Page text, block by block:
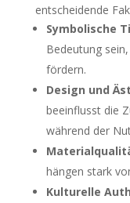
entscheidende
Symbolische
Bedeutung
fördern.
Design und
beeinflusst die
während der
hängen stark
Kulturelle